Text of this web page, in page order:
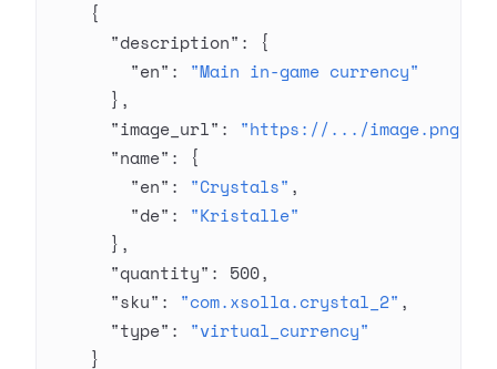
    {
      "description"
: {
        "en"
: "Main in-game currency"
      },
      "image_url"
: "https://.../image.png"
      "name"
: {
        "en"
: "Crystals" ,
        "de"
: "Kristalle"
      },
      "quantity"
: 500,
      "sku"
: "com.xsolla.crystal_2" ,
      "type"
: "virtual_currency"
    }